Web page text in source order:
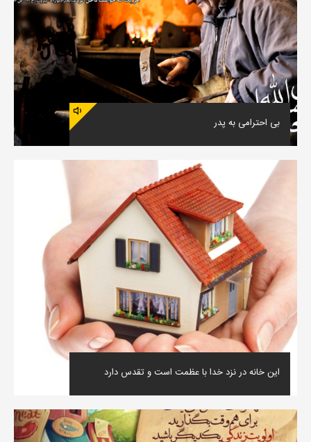
بی احترامی به پدر
این خانه در نزد خدا با عظمت است و تقدس دارد